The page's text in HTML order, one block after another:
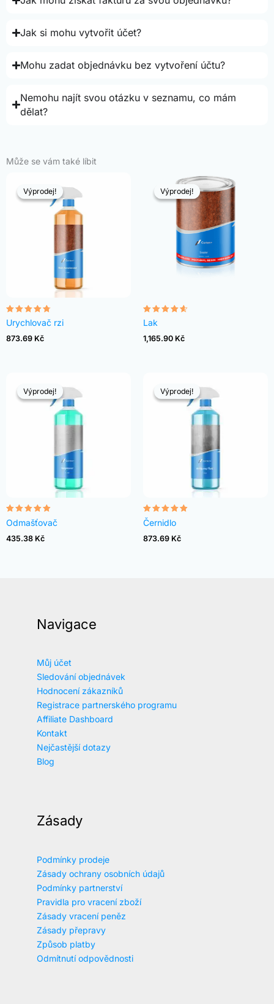
Jak si mohu vytvořit účet?
Mohu zadat objednávku bez vytvoření účtu?
Nemohu najít svou otázku v seznamu, co mám
dělat?
Může se vám také líbit
Výprodej!
Výprodej!
Hodnocení
4.68
z 5
Urychlovač rzi
873.69 Kč
Výprodej!
Výprodej!
Hodnocení
4.54
z 5
Lak
1,165.90 Kč
Výprodej!
Výprodej!
Hodnocení
4.82
z 5
Odmašťovač
435.38 Kč
Výprodej!
Výprodej!
Hodnocení
4.83
z 5
Černidlo
873.69 Kč
Navigace
Můj účet
Sledování objednávek
Hodnocení zákazníků
Registrace partnerského programu
Affiliate Dashboard
Kontakt
Nejčastější dotazy
Blog
Zásady
Podmínky prodeje
Zásady ochrany osobních údajů
Podmínky partnerství
Pravidla pro vracení zboží
Zásady vracení peněz
Zásady přepravy
Způsob platby
Odmítnutí odpovědnosti